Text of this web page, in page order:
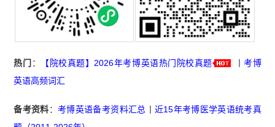
热门 ： 【院校真题】2026年考博英语热门院校真题 丨考博
英语高频词汇
备考资料：考博英语备考资料汇总
近15年考博医学英语统考真